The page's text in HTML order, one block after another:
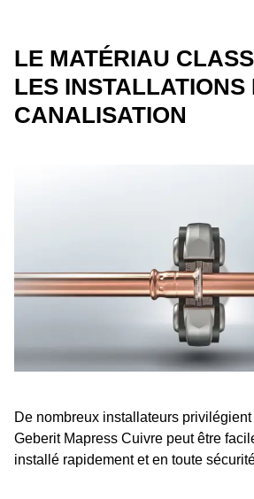
Geberit Mapress Cuivre en bref
Avez-vous des questions ?
Questions fréquentes sur Geberit
LE MATÉRIAU
LES INSTALLATIONS
CANALISATION
De nombreux installateurs
Geberit Mapress Cuivre peut être
installé rapidement et en toute